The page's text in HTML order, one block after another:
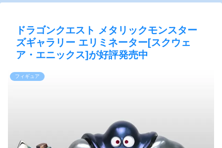
ドラゴンクエスト メタリックモンスター
ズギャラリー エリミネーター[スクウェ
ア・エニックス]が好評発売中
フィギュア